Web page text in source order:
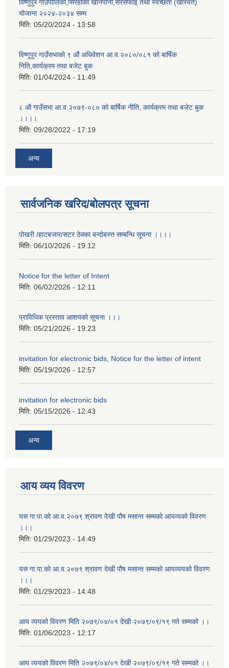
विष्णुपुर गाउँपालिका,सिरहाको खानेपानी,सरसफाई तथा स्वच्छता (खास्वत)
योजाना २०२४-२०३४ सम्म
मिति: 05/20/2024 - 13:58
विष्णुपुर गाउँसभाको ९ औं अधिवेशन आ.व.२०८०/०८१ को बार्षिक
निति,कार्यक्रम तथा बजेट बुक
मिति: 01/04/2024 - 11:49
८ औ गाउँसभा आ.व.२०७९-०८० को बार्षिक नीति, कार्यक्रम तथा बजेट बुक
।।।।
मिति: 09/28/2022 - 17:19
अन्य
सार्वजनिक खरिद/बोलपत्र सूचना
पोखरी /हाटबजार/सटर ठेक्का बन्दोबस्त सम्बन्धि सूचना ।।।।
मिति: 06/10/2026 - 19:12
Notice for the letter of Intent
मिति: 06/02/2026 - 12:11
प्राविधिक प्रस्ताव आशयको सूचना ।।।
मिति: 05/21/2026 - 19:23
invitation for electronic bids, Notice for the letter of intent
मिति: 05/19/2026 - 12:57
invitation for electronic bids
मिति: 05/15/2026 - 12:43
अन्य
आय व्यय विवरण
यस गा.पा.को आ.व.२०७९ श्रावण देखी पौष मसान्त सम्मको आयव्यको विवरण
।।।
मिति: 01/29/2023 - 14:49
यस गा.पा.को आ.व.२०७९ श्रावण देखी पौष मसान्त सम्मको आयव्ययको विवरण
।।।
मिति: 01/29/2023 - 14:48
आय व्ययको विवरण मिति २०७९/०४/०१ देखी २०७९/०९/१९ गते सम्मको ।।
मिति: 01/06/2023 - 12:17
आय व्ययको विवरण मिति २०७९/०४/०१ देखी २०७९/०९/१९ गते सम्मको ।।